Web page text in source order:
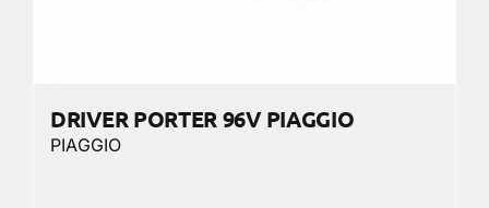
DRIVER PORTER 96V PIAGGIO
PIAGGIO